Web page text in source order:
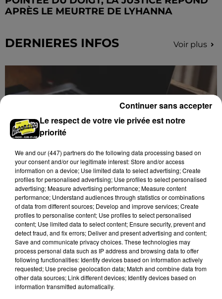
APRÈS LE MEURTRE DE LYHANNA
DERNIERES INFOS Voir plus
Des tentatives de fraudes à Mainvilliers
Des personnes malveillantes tentent de voler vos
informations personnelles.
Le respect de votre vie privée est notre
priorité
We and our (447) partnersdo the following data processing based on
your consent and/or our legitimate interest: Store and/or access
information on a device; Use limited data to select advertising; Create
profiles for personalised advertising; Use profiles to select personalised
advertising; Measure advertising performance; Measure content
performance; Understand audiences through statistics or combinations
of data from different sources; Develop and improve services; Create
profiles to personalise content; Use profiles to select personalised
content; Use limited data to select content; Ensure security, prevent and
detect fraud, and fix errors; Deliver and present advertising and content;
Save and communicate privacy choices. These technologies may
process personal data such as IP address and browsing data to offer
following functionalities: Identify devices based on information actively
requested; Use precise geolocation data; Match and combine data from
other data sources; Link different devices; Identify devices based on
information transmitted automatically.
Continuer sans accepter